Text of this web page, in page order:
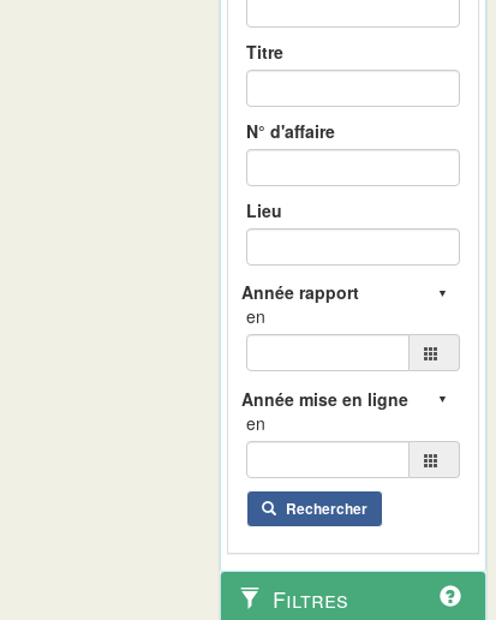
Titre
N° d'affaire
Lieu
en
en
Rechercher
Filtres